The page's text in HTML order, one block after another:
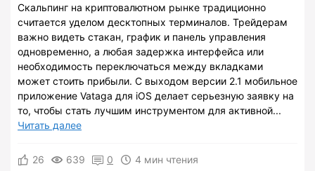
Скальпинг на криптовалютном рынке традиционно
считается уделом десктопных терминалов. Трейдерам
важно видеть стакан, график и панель управления
одновременно, а любая задержка интерфейса или
необходимость переключаться между вкладками
может стоить прибыли. С выходом версии 2.1 мобильное
приложение Vataga для iOS делает серьезную заявку на
то, чтобы стать лучшим инструментом для активной...
Читать далее
26 639 0
4 мин чтения